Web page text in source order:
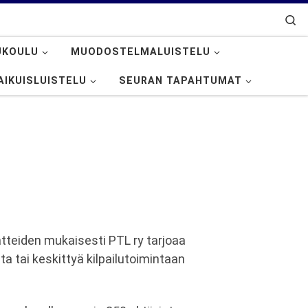
MUODOSTELMALUISTELU
SEURAN TAPAHTUMAT
mukaisesti PTL ry tarjoaa
tai keskittyä kilpailutoimintaan